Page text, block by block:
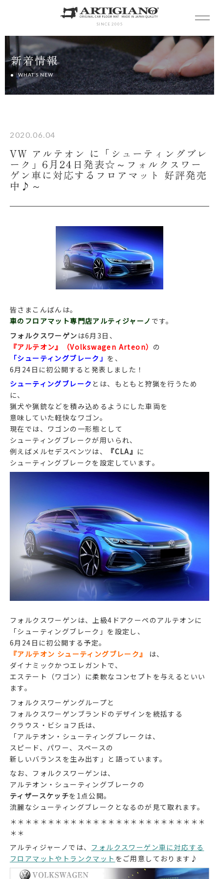
SINCE 2005
新着情報
WHAT’S NEW
2020.06.04
VW アルテオン に「シューティングブレ
ーク」6月24日発表☆～フォルクスワー
ゲン車に対応するフロアマット 好評発売
中♪～
皆さまこんばんは。
車のフロアマット専門店アルティジャーノ です。
フォルクスワーゲン は6月3日、
『アルテオン』（Volkswagen Arteon） の
「シューティングブレーク」 を、
6月24日に初公開すると発表しました！
シューティングブレーク とは、もともと狩猟を行うため
に、
猟犬や猟銃などを積み込めるようにした車両を
意味していた軽快なワゴン。
現在では、ワゴンの一形態として
シューティングブレークが用いられ、
例えばメルセデスベンツは、
『CLA』 に
シューティングブレークを設定しています。
フォルクスワーゲンは、上級4ドアクーペのアルテオンに
「シューティングブレーク」を設定し、
6月24日に初公開する予定。
『アルテオン シューティングブレーク』
は、
ダイナミックかつエレガントで、
エステート（ワゴン）に柔軟なコンセプトを与えるといい
ます。
フォルクスワーゲングループと
フォルクスワーゲンブランドのデザインを統括する
クラウス・ビショフ氏は、
「アルテオン・シューティングブレークは、
スピード、パワー、スペースの
新しいバランスを生み出す」と語っています。
なお、フォルクスワーゲンは、
アルテオン・シューティングブレークの
ティザースケッチを1点公開。
流麗なシューティングブレークとなるのが見て取れます。
＊＊＊＊＊＊＊＊＊＊＊＊＊＊＊＊＊＊＊＊＊＊＊＊＊＊
＊＊
アルティジャーノでは、 フォルクスワーゲン車に対応する
フロアマットやトランクマット をご用意しております♪